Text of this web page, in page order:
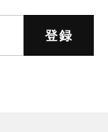
登録